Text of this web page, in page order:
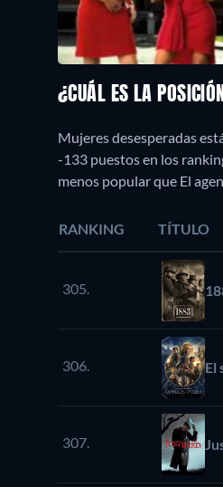
¿CUÁL ES LA
Mujeres desesperadas
-133 puestos en los
menos popular que El
RANKING TÍTULO
305.
306. El
307.